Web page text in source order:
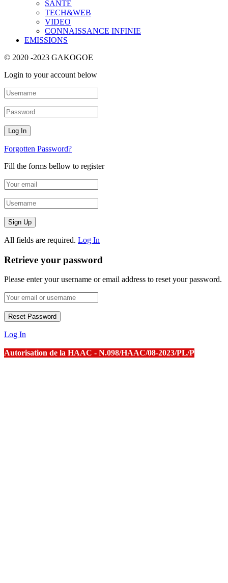
SANTE
TECH&WEB
VIDEO
CONNAISSANCE INFINIE
EMISSIONS
© 2020 -2023 GAKOGOE
Login to your account below
Forgotten Password?
Fill the forms bellow to register
All fields are required. Log In
Retrieve your password
Please enter your username or email address to reset your password.
Log In
Autorisation de la HAAC - N.098/HAAC/08-2023/PL/P